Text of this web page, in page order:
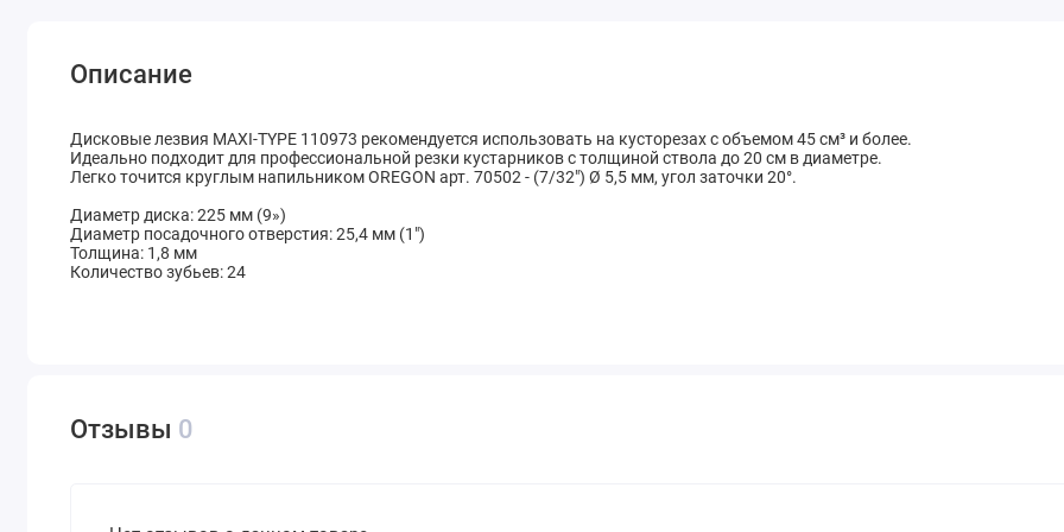
Описание
Дисковые лезвия MAXI-TYPE 110973 рекомендуется использовать на кусторезах с объемом 45 см³ и более.
Идеально подходит для профессиональной резки кустарников с толщиной ствола до 20 см в диаметре.
Легко точится круглым напильником OREGON арт. 70502 - (7/32") Ø 5,5 мм, угол заточки 20°.
Диаметр диска: 225 мм (9»)
Диаметр посадочного отверстия: 25,4 мм (1")
Толщина: 1,8 мм
Количество зубьев: 24
Отзывы 0